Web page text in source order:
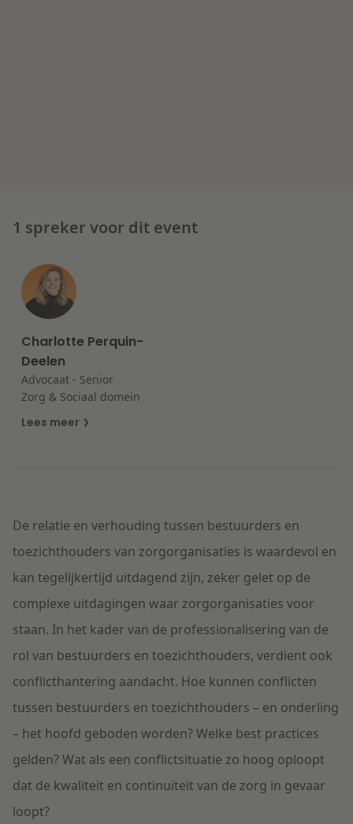
1 spreker voor dit event
Charlotte Perquin-
Deelen
Advocaat - Senior
Zorg & Sociaal domein
Lees meer
De relatie en verhouding tussen bestuurders en
toezichthouders van zorgorganisaties is waardevol en
kan tegelijkertijd uitdagend zijn, zeker gelet op de
complexe uitdagingen waar zorgorganisaties voor
staan. In het kader van de professionalisering van de
rol van bestuurders en toezichthouders, verdient ook
conflicthantering aandacht. Hoe kunnen conflicten
tussen bestuurders en toezichthouders – en onderling
– het hoofd geboden worden? Welke best practices
gelden? Wat als een conflictsituatie zo hoog oploopt
dat de kwaliteit en continuïteit van de zorg in gevaar
loopt?